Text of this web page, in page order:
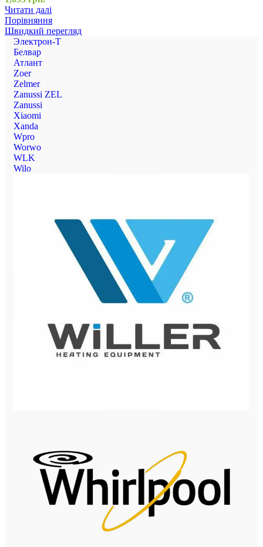
Читати далі
Порівняння
Швидкий перегляд
Электрон-Т
Белвар
Атлант
Zoer
Zelmer
Zanussi ZEL
Zanussi
Xiaomi
Xanda
Wpro
Worwo
WLK
Wilo